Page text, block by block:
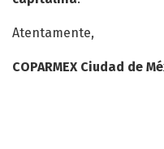
Atentamente,
COPARMEX Ciudad de